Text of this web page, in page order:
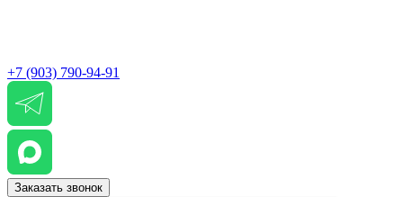
+7 (903) 790-94-91
Заказать звонок